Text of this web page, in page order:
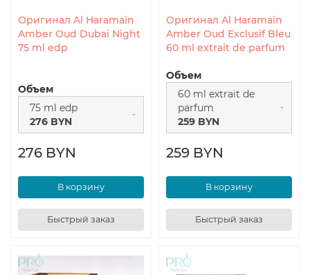
Оригинал Al Haramain
Amber Oud Dubai Night
75 ml edp
Объем
75 ml edp
276 BYN
276 BYN
В корзину
Быстрый заказ
Оригинал Al Haramain
Amber Oud Exclusif Bleu
60 ml extrait de parfum
Объем
60 ml extrait de
parfum
259 BYN
259 BYN
В корзину
Быстрый заказ